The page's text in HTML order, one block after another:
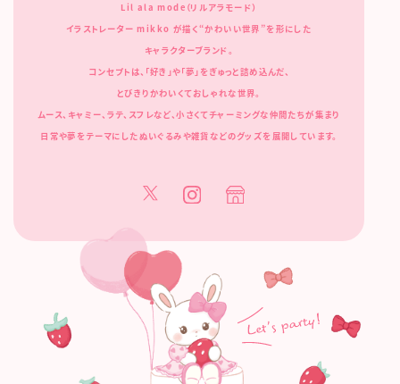
Lil ala mode（リルアラモード）
イラストレーター mikko が描く“かわいい世界”を形にした
キャラクターブランド。
コンセプトは、「好き」や「夢」をぎゅっと詰め込んだ、
とびきりかわいくておしゃれな世界。
ムース、キャミー、ラテ、スフレなど、小さくてチャーミングな仲間たちが集まり
日常や夢をテーマにしたぬいぐるみや雑貨などのグッズを展開しています。